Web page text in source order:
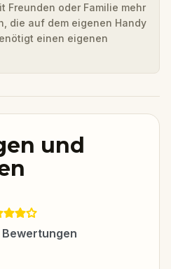
Freunden oder Familie mehr
die auf dem eigenen Handy
einen eigenen
und
Bewertungen